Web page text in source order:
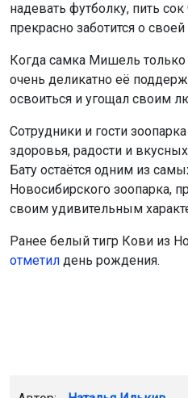
надевать футболку, пить сок
прекрасно заботится о
Когда самка Мишель только
очень деликатно её
освоиться и угощал своим
Сотрудники и гости
здоровья, радости и
Бату остаётся одним из
Новосибирского зоопарка,
своим удивительным
Ранее белый тигр Кови из
отметил день рождения.